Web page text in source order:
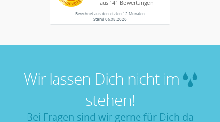
Berechnet aus den letzten 12 Monaten
Stand06.08.2026
Wir lassen Dich nicht im
stehen!
Bei Fragen sind wir gerne für Dich da